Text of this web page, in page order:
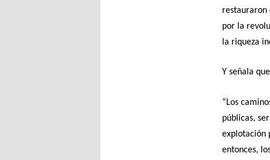
restauraron
por la
la riqueza
Y señala
“Los
públicas,
explotación
entonces,